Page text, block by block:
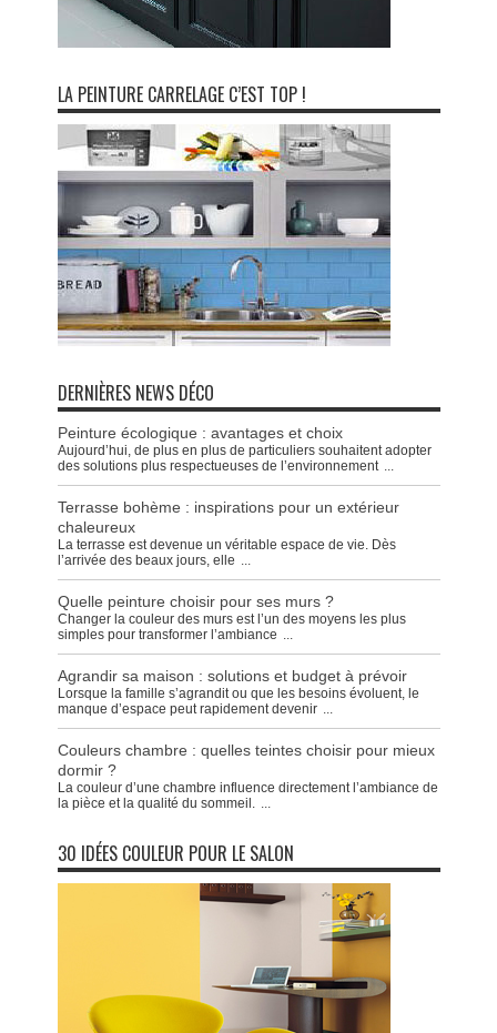
LA PEINTURE CARRELAGE C’EST TOP !
DERNIÈRES NEWS DÉCO
Peinture écologique : avantages et choix
Aujourd’hui, de plus en plus de particuliers souhaitent adopter
des solutions plus respectueuses de l’environnement ...
Terrasse bohème : inspirations pour un extérieur
chaleureux
La terrasse est devenue un véritable espace de vie. Dès
l’arrivée des beaux jours, elle ...
Quelle peinture choisir pour ses murs ?
Changer la couleur des murs est l’un des moyens les plus
simples pour transformer l’ambiance ...
Agrandir sa maison : solutions et budget à prévoir
Lorsque la famille s’agrandit ou que les besoins évoluent, le
manque d’espace peut rapidement devenir ...
Couleurs chambre : quelles teintes choisir pour mieux
dormir ?
La couleur d’une chambre influence directement l’ambiance de
la pièce et la qualité du sommeil. ...
30 IDÉES COULEUR POUR LE SALON